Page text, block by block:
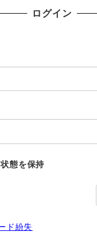
ログイン
態を保持
ド紛失